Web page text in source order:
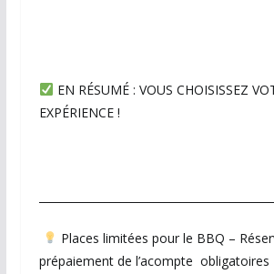
EN RÉSUMÉ : VOUS CHOISISSEZ
EXPÉRIENCE !
Places limitées pour le BBQ –
prépaiement de l’acompte obligatoires